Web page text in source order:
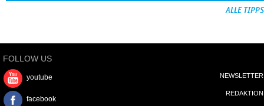
ALLE TIPPS
FOLLOW US
youtube
facebook
NEWSLETTER
REDAKTION